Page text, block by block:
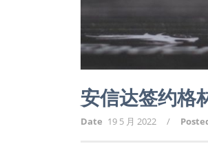
安信达签约格
Date 19 5 月 2022 /